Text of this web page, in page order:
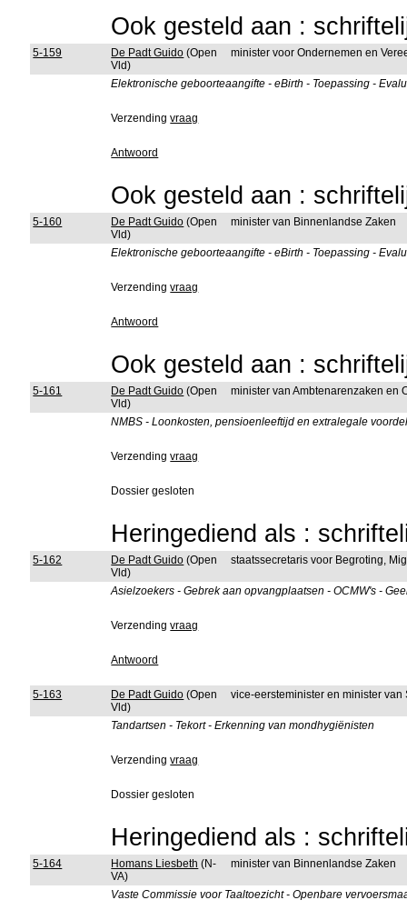
Ook gesteld aan :
5-159 De Padt Guido (Open
Vld)
minister voor Ondernemen en
Elektronische geboorteaangifte - eBirth - Toepassing -
Verzendingvraag
Antwoord
Ook gesteld aan :
5-160 De Padt Guido (Open
Vld)
minister van Binnenlandse Zaken
Elektronische geboorteaangifte - eBirth - Toepassing -
Verzendingvraag
Antwoord
Ook gesteld aan :
5-161 De Padt Guido (Open
Vld)
minister van Ambtenarenzaken en
NMBS - Loonkosten, pensioenleeftijd en extralegale
Verzendingvraag
Dossier gesloten
Heringediend als :
5-162 De Padt Guido (Open
Vld)
staatssecretaris voor Begroting,
Asielzoekers - Gebrek aan opvangplaatsen - OCMW's -
Verzendingvraag
Antwoord
5-163 De Padt Guido (Open
Vld)
vice-eersteminister en minister
Tandartsen - Tekort - Erkenning van mondhygiënisten
Verzendingvraag
Dossier gesloten
Heringediend als :
5-164 Homans Liesbeth (N-
VA)
minister van Binnenlandse Zaken
Vaste Commissie voor Taaltoezicht - Openbare